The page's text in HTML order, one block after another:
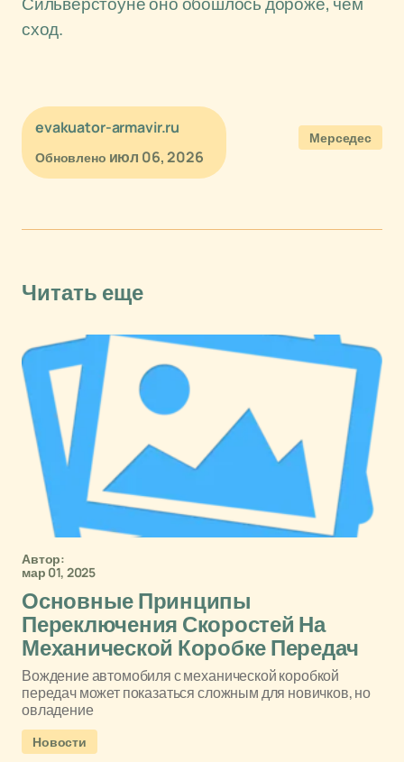
сход.
evakuator-armavir.ru
Обновлено июл 06, 2026
Мерседес
Читать еще
Автор:
мар 01, 2025
Основные Принципы
Переключения Скоростей На
Механической Коробке Передач
Вождение автомобиля с механической коробкой
передач может показаться сложным для новичков, но
овладение
Новости